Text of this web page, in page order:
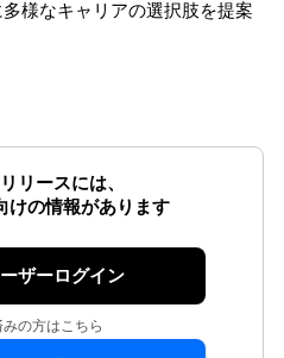
様なキャリアの選択肢を提案
リースには、
けの情報があります
ザーログイン
の方はこちら